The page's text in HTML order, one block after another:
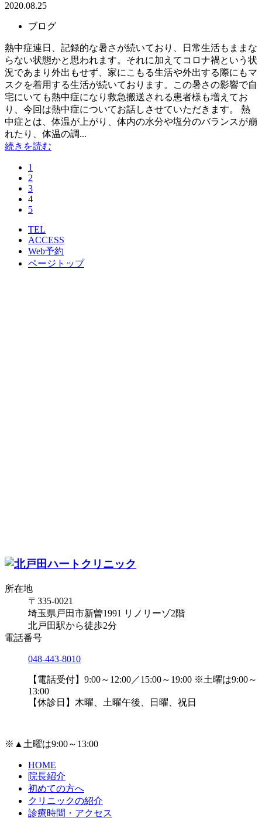
2020.08.25
ブログ
熱中症連日、記録的な暑さが続いており、日常生活もままな
らない状態かと思われます。それに加えてコロナ禍という状
況であまり外出もせず、家にこもる生活や外出する際にもマ
スクを着用する生活が続いております。この暑さの影響で自
宅にいても熱中症になり救急搬送される患者様も増えてお
り、今回は熱中症についてお話しさせていただきます。 熱
中症とは、体温が上がり、体内の水分や塩分のバランスが崩
れたり、体温の調...
続きを読む
1
2
3
4
5
TEL
ACCESS
Web予約
ページトップ
所在地
〒335-0021
埼玉県戸田市新曽1991 リノリーゾ2階
北戸田駅から徒歩2分
電話番号
048-443-8010
【電話受付】9:00～12:00／15:00～19:00 ※土曜は9:00～
13:00
【休診日】木曜、土曜午後、日曜、祝日
※▲土曜は9:00～13:00
HOME
院長紹介
初めての方へ
クリニックの紹介
診療時間・アクセス